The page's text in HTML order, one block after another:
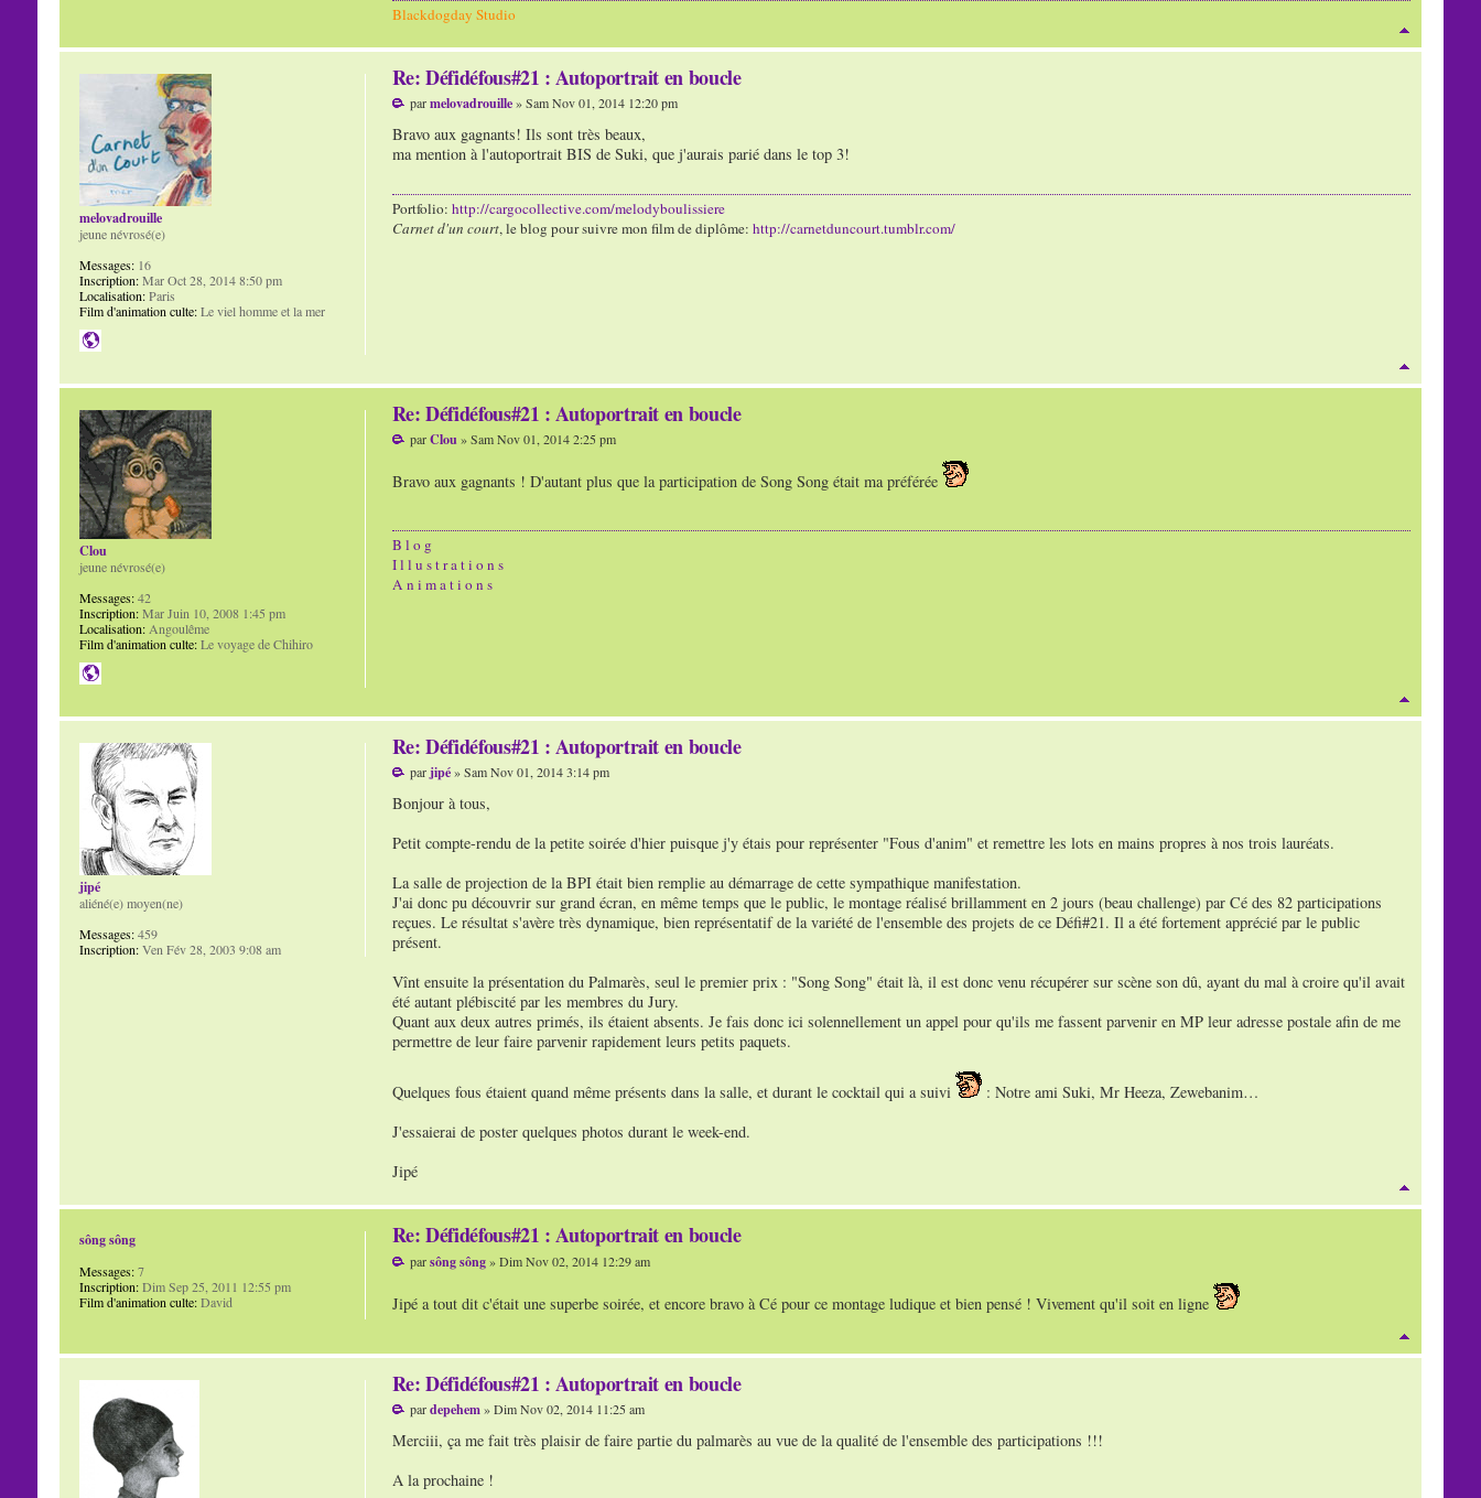
Blackdogday Studio
Re: Défidéfous#21 : Autoportrait en boucle
parmelovadrouille» Sam Nov 01, 2014 12:20 pm
Bravo aux gagnants! Ils sont très beaux,
ma mention à l'autoportrait BIS de Suki, que j'aurais parié dans le top 3!
Portfolio: http://cargocollective.com/melodyboulissiere
Carnet d'un court, le blog pour suivre mon film de diplôme: http://carnetduncourt.tumblr.com/
melovadrouille
jeune névrosé(e)
Messages:16
Inscription:Mar Oct 28, 2014 8:50 pm
Localisation:Paris
Film d'animation culte:Le viel homme et la mer
Re: Défidéfous#21 : Autoportrait en boucle
parClou » Sam Nov 01, 2014 2:25 pm
Bravo aux gagnants ! D'autant plus que la participation de Song Song était ma préférée
B l o g
I l l u s t r a t i o n s
A n i m a t i o n s
Clou
jeune névrosé(e)
Messages:42
Inscription:Mar Juin 10, 2008 1:45 pm
Localisation:Angoulême
Film d'animation culte:Le voyage de Chihiro
Re: Défidéfous#21 : Autoportrait en boucle
parjipé» Sam Nov 01, 2014 3:14 pm
Bonjour à tous,
Petit compte-rendu de la petite soirée d'hier puisque j'y étais pour représenter "Fous d'anim" et remettre les lots en mains propres à nos trois lauréats.
La salle de projection de la BPI était bien remplie au démarrage de cette sympathique manifestation.
J'ai donc pu découvrir sur grand écran, en même temps que le public, le montage réalisé brillamment en 2 jours (beau challenge) par Cé des 82 participations
reçues. Le résultat s'avère très dynamique, bien représentatif de la variété de l'ensemble des projets de ce Défi#21. Il a été fortement apprécié par le public
présent.
Vînt ensuite la présentation du Palmarès, seul le premier prix : "Song Song" était là, il est donc venu récupérer sur scène son dû, ayant du mal à croire qu'il avait
été autant plébiscité par les membres du Jury.
Quant aux deux autres primés, ils étaient absents. Je fais donc ici solennellement un appel pour qu'ils me fassent parvenir en MP leur adresse postale afin de me
permettre de leur faire parvenir rapidement leurs petits paquets.
Quelques fous étaient quand même présents dans la salle, et durant le cocktail qui a suivi
: Notre ami Suki, Mr Heeza, Zewebanim…
J'essaierai de poster quelques photos durant le week-end.
Jipé
jipé
aliéné(e) moyen(ne)
Messages:459
Inscription:Ven Fév 28, 2003 9:08 am
Re: Défidéfous#21 : Autoportrait en boucle
parsông sông» Dim Nov 02, 2014 12:29 am
Jipé a tout dit c'était une superbe soirée, et encore bravo à Cé pour ce montage ludique et bien pensé ! Vivement qu'il soit en ligne
sông sông
Messages:7
Inscription:Dim Sep 25, 2011 12:55 pm
Film d'animation culte:David
Re: Défidéfous#21 : Autoportrait en boucle
pardepehem» Dim Nov 02, 2014 11:25 am
Merciii, ça me fait très plaisir de faire partie du palmarès au vue de la qualité de l'ensemble des participations !!!
A la prochaine !